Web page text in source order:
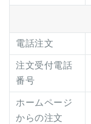
電話注文
注文受付電話
番号
ホームページ
からの注文